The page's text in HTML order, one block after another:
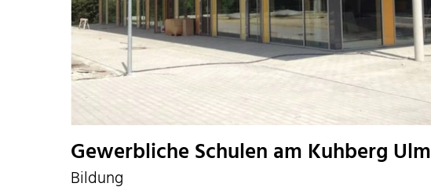
Gewerbliche Schulen am Kuhberg Ulm
Bildung